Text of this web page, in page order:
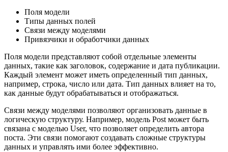
Поля модели
Типы данных полей
Связи между моделями
Привязчики и обработчики данных
Поля модели представляют собой отдельные элементы
данных, такие как заголовок, содержание и дата публикации.
Каждый элемент может иметь определенный тип данных,
например, строка, число или дата. Тип данных влияет на то,
как данные будут обрабатываться и отображаться.
Связи между моделями позволяют организовать данные в
логическую структуру. Например, модель Post может быть
связана с моделью User, что позволяет определить автора
поста. Эти связи помогают создавать сложные структуры
данных и управлять ими более эффективно.